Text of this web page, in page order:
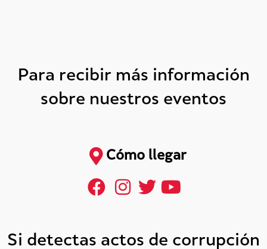
Para recibir más información
sobre nuestros eventos
Cómo llegar
Si detectas actos de corrupción